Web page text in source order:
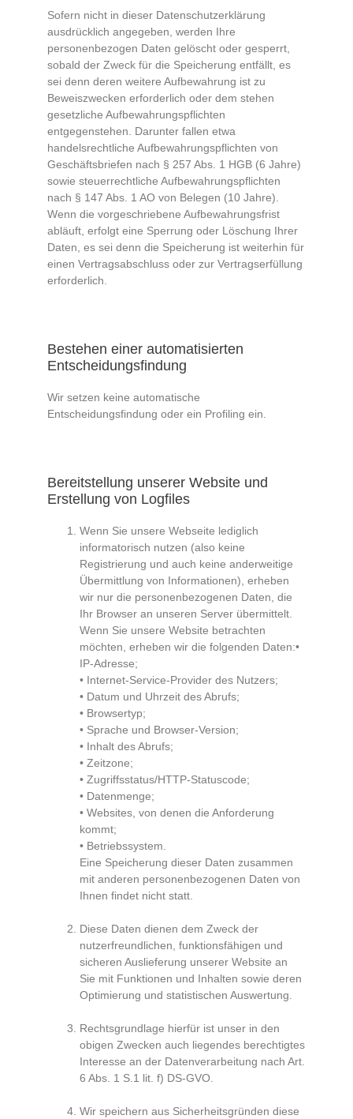
Sofern nicht in dieser Datenschutzerklärung
ausdrücklich angegeben, werden Ihre
personenbezogen Daten gelöscht oder gesperrt,
sobald der Zweck für die Speicherung entfällt, es
sei denn deren weitere Aufbewahrung ist zu
Beweiszwecken erforderlich oder dem stehen
gesetzliche Aufbewahrungspflichten
entgegenstehen. Darunter fallen etwa
handelsrechtliche Aufbewahrungspflichten von
Geschäftsbriefen nach § 257 Abs. 1 HGB (6 Jahre)
sowie steuerrechtliche Aufbewahrungspflichten
nach § 147 Abs. 1 AO von Belegen (10 Jahre).
Wenn die vorgeschriebene Aufbewahrungsfrist
abläuft, erfolgt eine Sperrung oder Löschung Ihrer
Daten, es sei denn die Speicherung ist weiterhin für
einen Vertragsabschluss oder zur Vertragserfüllung
erforderlich.
Bestehen einer automatisierten
Entscheidungsfindung
Wir setzen keine automatische
Entscheidungsfindung oder ein Profiling ein.
Bereitstellung unserer Website und
Erstellung von Logfiles
Wenn Sie unsere Webseite lediglich
informatorisch nutzen (also keine
Registrierung und auch keine anderweitige
Übermittlung von Informationen), erheben
wir nur die personenbezogenen Daten, die
Ihr Browser an unseren Server übermittelt.
Wenn Sie unsere Website betrachten
möchten, erheben wir die folgenden Daten:•
IP-Adresse;
• Internet-Service-Provider des Nutzers;
• Datum und Uhrzeit des Abrufs;
• Browsertyp;
• Sprache und Browser-Version;
• Inhalt des Abrufs;
• Zeitzone;
• Zugriffsstatus/HTTP-Statuscode;
• Datenmenge;
• Websites, von denen die Anforderung
kommt;
• Betriebssystem.
Eine Speicherung dieser Daten zusammen
mit anderen personenbezogenen Daten von
Ihnen findet nicht statt.
Diese Daten dienen dem Zweck der
nutzerfreundlichen, funktionsfähigen und
sicheren Auslieferung unserer Website an
Sie mit Funktionen und Inhalten sowie deren
Optimierung und statistischen Auswertung.
Rechtsgrundlage hierfür ist unser in den
obigen Zwecken auch liegendes berechtigtes
Interesse an der Datenverarbeitung nach Art.
6 Abs. 1 S.1 lit. f) DS-GVO.
Wir speichern aus Sicherheitsgründen diese